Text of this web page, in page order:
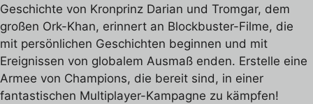
Geschichte von Kronprinz Darian und Tromgar, dem
großen Ork-Khan, erinnert an Blockbuster-Filme, die
mit persönlichen Geschichten beginnen und mit
Ereignissen von globalem Ausmaß enden. Erstelle eine
Armee von Champions, die bereit sind, in einer
fantastischen Multiplayer-Kampagne zu kämpfen!